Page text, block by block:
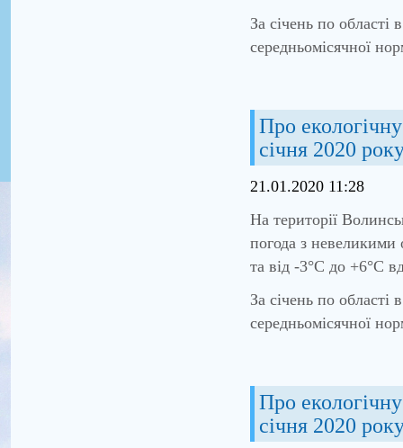
За січень по
середньомісячної
Про
січня 2020
21.01.2020 11:28
На території
погода з невеликими
та від -3°С до +6°С
За січень по
середньомісячної
Про
січня 2020